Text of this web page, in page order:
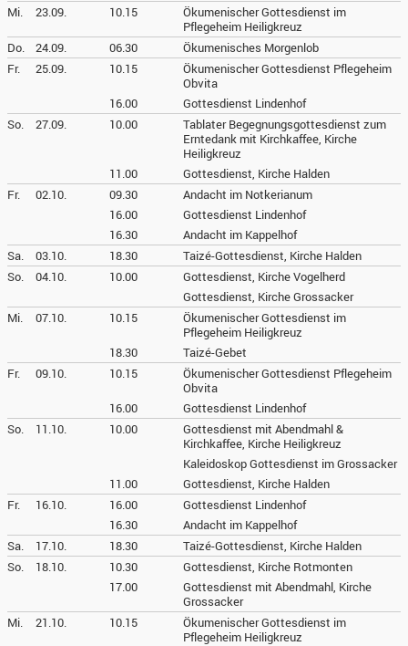
Mi.
23.09. 10.15
Ökumenischer Gottesdienst im
Pflegeheim Heiligkreuz
Do.
24.09. 06.30
Ökumenisches Morgenlob
Fr.
25.09. 10.15
Ökumenischer Gottesdienst Pflegeheim
Obvita
16.00
Gottesdienst Lindenhof
So.
27.09. 10.00
Tablater Begegnungsgottesdienst zum
Erntedank mit Kirchkaffee, Kirche
Heiligkreuz
11.00
Gottesdienst, Kirche Halden
Fr.
02.10. 09.30
Andacht im Notkerianum
16.00
Gottesdienst Lindenhof
16.30
Andacht im Kappelhof
Sa.
03.10. 18.30
Taizé-Gottesdienst, Kirche Halden
So.
04.10. 10.00
Gottesdienst, Kirche Vogelherd
Gottesdienst, Kirche Grossacker
Mi.
07.10. 10.15
Ökumenischer Gottesdienst im
Pflegeheim Heiligkreuz
18.30
Taizé-Gebet
Fr.
09.10. 10.15
Ökumenischer Gottesdienst Pflegeheim
Obvita
16.00
Gottesdienst Lindenhof
So.
11.10. 10.00
Gottesdienst mit Abendmahl &
Kirchkaffee, Kirche Heiligkreuz
Kaleidoskop Gottesdienst im Grossacker
11.00
Gottesdienst, Kirche Halden
Fr.
16.10. 16.00
Gottesdienst Lindenhof
16.30
Andacht im Kappelhof
Sa.
17.10. 18.30
Taizé-Gottesdienst, Kirche Halden
So.
18.10. 10.30
Gottesdienst, Kirche Rotmonten
17.00
Gottesdienst mit Abendmahl, Kirche
Grossacker
Mi.
21.10. 10.15
Ökumenischer Gottesdienst im
Pflegeheim Heiligkreuz